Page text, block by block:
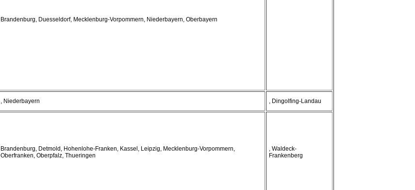
Brandenburg, Duesseldorf, Mecklenburg-Vorpommern, Niederbayern, Oberbayern
, Niederbayern , Dingolfing-Landau
Brandenburg, Detmold, Hohenlohe-Franken, Kassel, Leipzig, Mecklenburg-Vorpommern,
Oberfranken, Oberpfalz, Thueringen
, Waldeck-
Frankenberg